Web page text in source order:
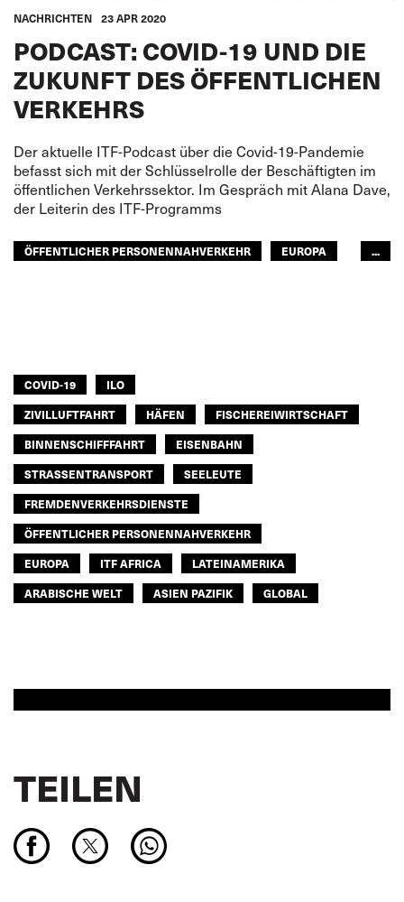
NACHRICHTEN 23 APR 2020
PODCAST: COVID-19 UND DIE
ZUKUNFT DES ÖFFENTLICHEN
VERKEHRS
Der aktuelle ITF-Podcast über die Covid-19-Pandemie
befasst sich mit der Schlüsselrolle der Beschäftigten im
öffentlichen Verkehrssektor. Im Gespräch mit Alana Dave,
der Leiterin des ITF-Programms
ÖFFENTLICHER PERSONENNAHVERKEHR
EUROPA
...
COVID-19
ILO
ZIVILLUFTFAHRT
HÄFEN
FISCHEREIWIRTSCHAFT
BINNENSCHIFFFAHRT
EISENBAHN
STRASSENTRANSPORT
SEELEUTE
FREMDENVERKEHRSDIENSTE
ÖFFENTLICHER PERSONENNAHVERKEHR
EUROPA
ITF AFRICA
LATEINAMERIKA
ARABISCHE WELT
ASIEN PAZIFIK GLOBAL
TEILEN